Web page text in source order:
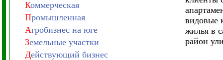
Коммерческая
Промышленная
Агробизнес на юге
Земельные участки
Действующий бизнес
видовые
жилья в
район